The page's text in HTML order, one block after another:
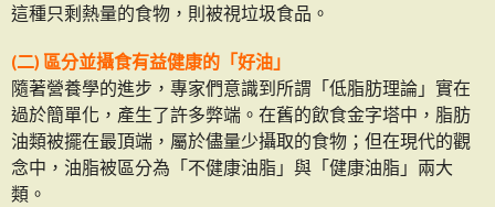
這種只剩熱量的食物，則被視垃圾食品。
(二) 區分並攝食有益健康的「好油」
隨著營養學的進步，專家們意識到所謂「低脂肪理論」實在
過於簡單化，產生了許多弊端。在舊的飲食金字塔中，脂肪
油類被擺在最頂端，屬於儘量少攝取的食物；但在現代的觀
念中，油脂被區分為「不健康油脂」與「健康油脂」兩大
類。